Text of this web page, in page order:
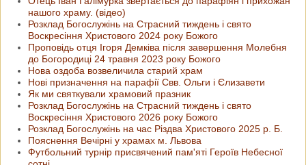
нашого храму. (відео)
Розклад Богослужінь на Страсний тиждень і свято
Воскресіння Христового 2024 року Божого
Проповідь отця Ігоря Демківа після завершення Молебня
до Богородиці 24 травня 2023 року Божого
Нова оздоба возвеличила старий храм
Нові призначення на парафії Свв. Ольги і Єлизавети
Як ми святкували храмовий празник
Розклад Богослужінь на Страсний тиждень і свято
Воскресіння Христового 2026 року Божого
Розклад Богослужінь на час Різдва Христового 2025 р. Б.
Пояснення Вечірні у храмах м. Львова
Футбольний турнір присвячений пам'яті Героїв Небесної